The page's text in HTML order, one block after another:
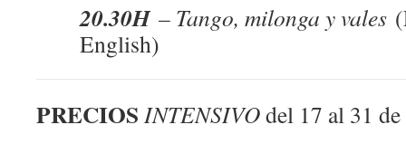
20.30H– Tango, milonga y vales
English)
PRECIOS INTENSIVOdel 17 al 31